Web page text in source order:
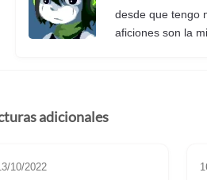
desde que tengo
aficiones son la
adicionales
10/2022